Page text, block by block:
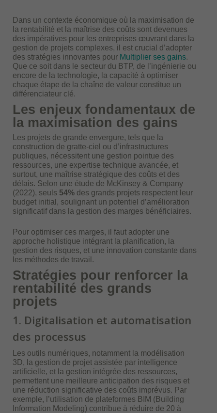
Dans un contexte économique où la maximisation de
la rentabilité et la maîtrise des coûts sont devenues
des impératives pour les entreprises œuvrant dans la
gestion de projets complexes, il est crucial d’adopter
des stratégies innovantes pour Multiplier ses gains.
Que ce soit dans le secteur du BTP, de l’ingénierie ou
encore de la technologie, la capacité à optimiser
chaque étape de la chaîne de valeur constitue un
différenciateur clé.
Les enjeux fondamentaux de
la maximisation des gains
Les projets de grande envergure, tels que la
construction de gratte-ciel ou d’infrastructures
publiques, nécessitent une gestion pointue des
ressources, une expertise technique avancée, et
surtout, une maîtrise stratégique des coûts et des
délais. Selon une étude de McKinsey & Company
(2022), seuls 54%des grands projets respectent leur
budget initial, soulignant un potentiel d’amélioration
significatif dans la gestion des marges bénéficiaires.
Pour optimiser ces marges, il faut adopter une
approche holistique intégrant la planification, la
gestion des risques, et une innovation constante dans
les méthodes de travail.
Stratégies pour renforcer la
rentabilité des grands
projets
1. Digitalisation et automatisation
des processus
Les outils numériques, notamment la modélisation
3D, la gestion de projet assistée par intelligence
artificielle, et la gestion intégrée des ressources,
permettent une meilleure anticipation des risques et
une réduction significative des coûts imprévus. Par
exemple, l’utilisation de plateformes BIM (Building
Information Modeling) contribue à réduire de 20 à